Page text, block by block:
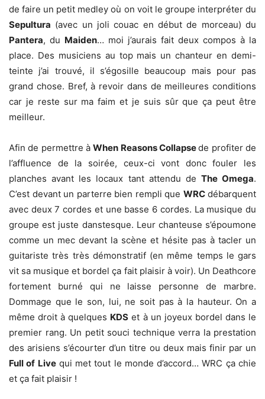
de faire un petit medley où on voit le groupe interpréter du
Sepultura (avec un joli couac en début de morceau) du
Pantera, du Maiden… moi j’aurais fait deux compos à la
place. Des musiciens au top mais un chanteur en demi-
teinte j’ai trouvé, il s’égosille beaucoup mais pour pas
grand chose. Bref, à revoir dans de meilleures conditions
car je reste sur ma faim et je suis sûr que ça peut être
meilleur.
Afin de permettre àWhen Reasons Collapsede profiter de
l’affluence de la soirée, ceux-ci vont donc fouler les
planches avant les locaux tant attendu de The Omega.
C’est devant un parterre bien rempli que WRCdébarquent
avec deux 7 cordes et une basse 6 cordes. La musique du
groupe est juste danstesque. Leur chanteuse s’époumone
comme un mec devant la scène et hésite pas à tacler un
guitariste très très démonstratif (en même temps le gars
vit sa musique et bordel ça fait plaisir à voir). Un Deathcore
fortement burné qui ne laisse personne de marbre.
Dommage que le son, lui, ne soit pas à la hauteur. On a
même droit à quelques KDS et à un joyeux bordel dans le
premier rang. Un petit souci technique verra la prestation
des arisiens s’écourter d’un titre ou deux mais finir par un
Full of Livequi met tout le monde d’accord… WRC ça chie
et ça fait plaisir !